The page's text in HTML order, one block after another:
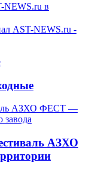
NEWS.ru в
AST-NEWS.ru -
АЗХО